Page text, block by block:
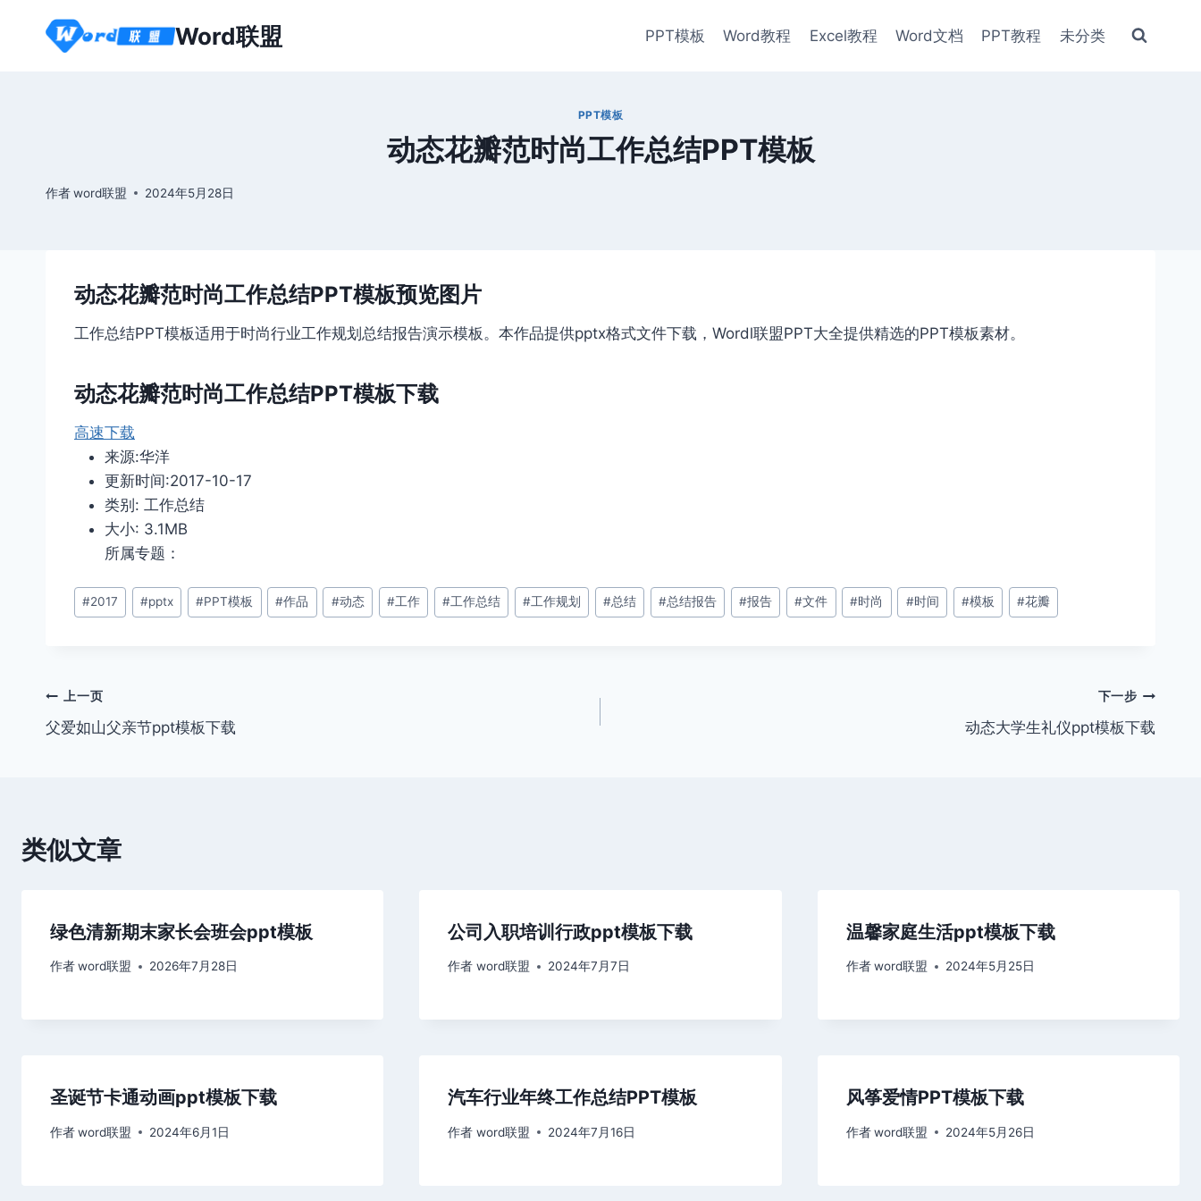
Word联盟 PPT模板 Word教程 Excel教程 Word文档 PPT教程 未分类
PPT模板
动态花瓣范时尚工作总结PPT模板
作者word联盟 2024年5月28日
动态花瓣范时尚工作总结PPT模板预览图片
工作总结PPT模板适用于时尚行业工作规划总结报告演示模板。本作品提供pptx格式文件下载，Wordl联盟PPT大全提供精选的PPT模板素材。
动态花瓣范时尚工作总结PPT模板下载
高速下载
来源:华洋
更新时间:2017-10-17
类别: 工作总结
大小: 3.1MB
所属专题：
文
章
#2017 #pptx #PPT模板 #作品 #动态 #工作 #工作总结 #工作规划 #总结 #总结报告 #报告 #文件 #时尚 #时间 #模板 #花瓣
文
章
上一页
父爱如山父亲节ppt模板下载
下一步
动态大学生礼仪ppt模板下载
类似文章
绿色清新期末家长会班会ppt模板
作者word联盟 2026年7月28日
公司入职培训行政ppt模板下载
作者 word联盟 2024年7月7日
温馨家庭生活ppt模板下载
作者 word联盟 2024年5月25日
圣诞节卡通动画ppt模板下载
作者word联盟 2024年6月1日
汽车行业年终工作总结PPT模板
作者 word联盟 2024年7月16日
风筝爱情PPT模板下载
作者 word联盟 2024年5月26日